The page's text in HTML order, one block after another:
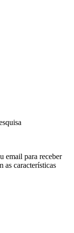
email para receber
as características